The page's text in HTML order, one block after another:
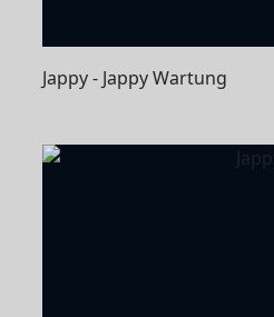
Jappy - Jappy Wartung